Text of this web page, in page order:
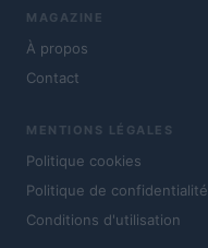
MAGAZINE
À propos
Contact
MENTIONS LÉGALES
Politique cookies
Politique de confidentialité
Conditions d'utilisation